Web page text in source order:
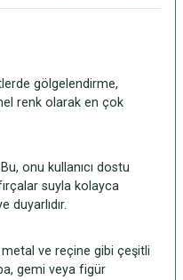
gölgelendirme,
renk olarak en çok
Bu, onu kullanıcı dostu
suyla kolayca
duyarlıdır.
metal ve reçine gibi çeşitli
gemi veya figür